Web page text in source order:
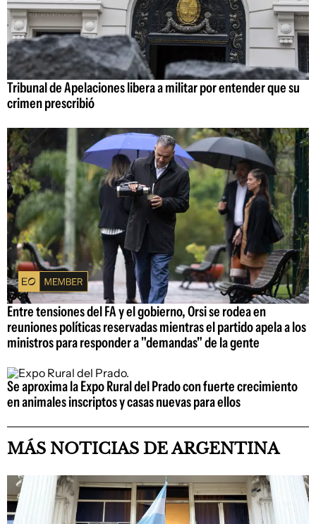
Tribunal de Apelaciones libera a militar por entender que su
crimen prescribió
Entre tensiones del FA y el gobierno, Orsi se rodea en
reuniones políticas reservadas mientras el partido apela a los
ministros para responder a "demandas" de la gente
Se aproxima la Expo Rural del Prado con fuerte crecimiento
en animales inscriptos y casas nuevas para ellos
MÁS NOTICIAS DE ARGENTINA